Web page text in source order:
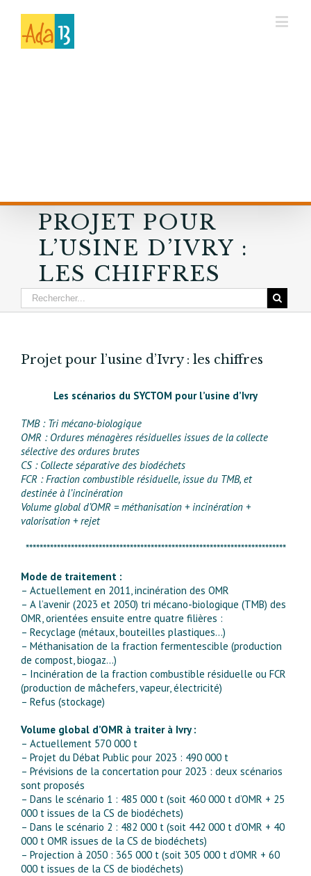
PROJET POUR
L’USINE D’IVRY :
LES CHIFFRES
Projet pour l’usine d’Ivry : les chiffres
Les scénarios du SYCTOM pour l’usine d’Ivry
TMB : Tri mécano-biologique
OMR : Ordures ménagères résiduelles issues de la collecte
sélective des ordures brutes
CS : Collecte séparative des biodéchets
FCR : Fraction combustible résiduelle, issue du TMB, et
destinée à l’incinération
Volume global d’OMR = méthanisation + incinération +
valorisation + rejet
***************************************************************************
Mode de traitement :
– Actuellement en 2011, incinération des OMR
– A l’avenir (2023 et 2050) tri mécano-biologique (TMB) des
OMR, orientées ensuite entre quatre filières :
– Recyclage (métaux, bouteilles plastiques…)
– Méthanisation de la fraction fermentescible (production
de compost, biogaz…)
– Incinération de la fraction combustible résiduelle ou FCR
(production de mâchefers, vapeur, électricité)
– Refus (stockage)
Volume global d’OMR à traiter à Ivry :
– Actuellement 570 000 t
– Projet du Débat Public pour 2023 : 490 000 t
– Prévisions de la concertation pour 2023 : deux scénarios
sont proposés
– Dans le scénario 1 : 485 000 t (soit 460 000 t d’OMR + 25
000 t issues de la CS de biodéchets)
– Dans le scénario 2 : 482 000 t (soit 442 000 t d’OMR + 40
000 t OMR issues de la CS de biodéchets)
– Projection à 2050 : 365 000 t (soit 305 000 t d’OMR + 60
000 t issues de la CS de biodéchets)